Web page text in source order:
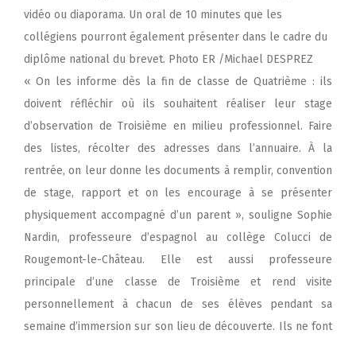
vidéo ou diaporama. Un oral de 10 minutes que les
collégiens pourront également présenter dans le cadre du
diplôme national du brevet. Photo ER /Michael DESPREZ
« On les informe dès la fin de classe de Quatrième : ils
doivent réfléchir où ils souhaitent réaliser leur stage
d’observation de Troisième en milieu professionnel. Faire
des listes, récolter des adresses dans l’annuaire. À la
rentrée, on leur donne les documents à remplir, convention
de stage, rapport et on les encourage à se présenter
physiquement accompagné d’un parent », souligne Sophie
Nardin, professeure d’espagnol au collège Colucci de
Rougemont-le-Château. Elle est aussi professeure
principale d’une classe de Troisième et rend visite
personnellement à chacun de ses élèves pendant sa
semaine d’immersion sur son lieu de découverte. Ils ne font